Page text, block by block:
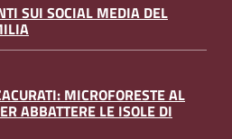
SUI SOCIAL MEDIA DEL
MICROFORESTE AL
ABBATTERE LE ISOLE DI